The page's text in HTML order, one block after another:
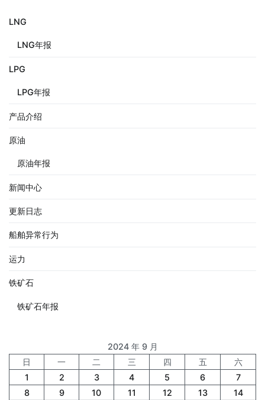
LNG
LNG年报
LPG
LPG年报
产品介绍
原油
原油年报
新闻中心
更新日志
船舶异常行为
运力
铁矿石
铁矿石年报
2024 年 9 月
日
一 二 三 四 五
六
1
2 3 4 5 6
7
8
9 10 11 12 13
14